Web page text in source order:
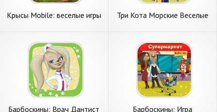
Крысы Mobile: веселые игры
Три Кота Морские Веселые
Барбоскины: Врач Дантист
Барбоскины: Игра